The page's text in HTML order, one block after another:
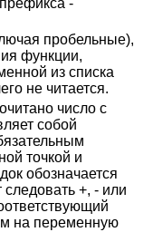
-
пробельные),
функции,
из списка
не читается.
число с
собой
точкой и
обозначается
+, - или
на переменную